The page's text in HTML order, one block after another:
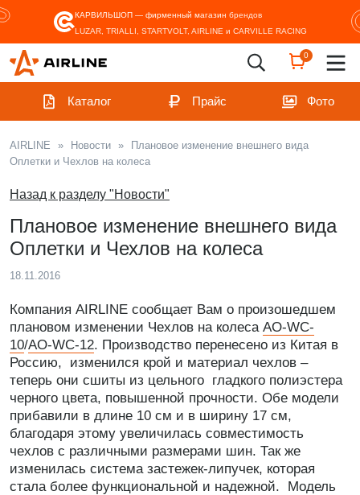
КАРВИЛЬШОП — фирменный магазин брендов
LUZAR, TRIALLI, STARTVOLT, AIRLINE и CARVILLE RACING
0
Каталог Прайс Фото
AIRLINE » Новости »
Плановое изменение внешнего вида
Оплетки и Чехлов на колеса
Назад к разделу "Новости"
Плановое изменение внешнего вида
Оплетки и Чехлов на колеса
18.11.2016
Компания AIRLINE сообщает Вам о произошедшем
плановом изменении Чехлов на колеса AO-WC-
10/AO-WC-12. Производство перенесено из Китая в
Россию, изменился крой и материал чехлов –
теперь они сшиты из цельного гладкого полиэстера
черного цвета, повышенной прочности. Обе модели
прибавили в длине 10 см и в ширину 17 см,
благодаря этому увеличилась совместимость
чехлов с различными размерами шин. Так же
изменилась система застежек-липучек, которая
стала более функциональной и надежной. Модель